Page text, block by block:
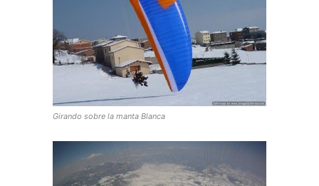
Girando sobre la manta Blanca